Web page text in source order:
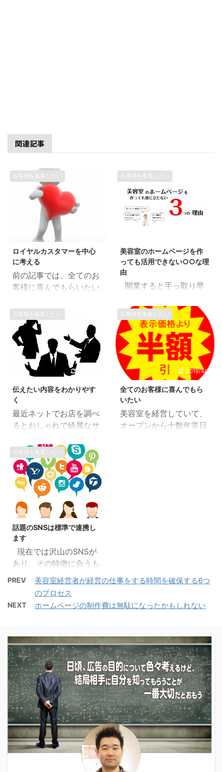
関連記事
お客様を集客したい
ロイヤルカスタマーを中心
に考える
前の記事では、全てのお
客様に喜んでもらいたい
サービスを飽和させ満足
感を感じてもらえないこ
と。しっかりと『えこひ
いき』をすることで、同
じ負担で今まで以上にサ
ービスの格差をつけられ
回はロイヤルカスターを
中心に考えたサービスの
組み立てについてです。
ロイヤルカスタマーっ
て？ ロイヤルカスタマー
＝優良顧客と言うことな
んだと思うのですが、算
出方法としては集計期間
（例えば1年とか）の総
売上をだし、顧客ごとの
利用金額を多い順に並べ
たとき、上位10％と次の
20％の合計30％の ...
お客様を集客したい
美容室のホームページを作
っても活用できない○○な理
由
開業すると手っ取り早
ージ・リーフレット・サ
ロンカードですが、あな
たのお店は活用できてい
ますか？ また、集客を望
んで作ったホームページ
は活かせていますか？？
という質問をすると、多
くの経営者が苦い顔をし
て首を横に振ります。 ま
れに効果を感じていて
も、ホットペッパーや広
お客様を集客したい
伝えたい内容をわかりやす
く
最近ネットでお店を調べ
るとおしゃれで綺麗なサ
きっと制作費も高い大き
な所がやっているのかな
ーと思いながら調べてい
ると、とても素敵なモデ
ルさんをちょうど良い配
置でデザインされた垢抜
けたサイトでも、 営業時
間 アクセス（住所・道
順・最寄り駅） メニュー
料金 サービス内容 な
ど、本来これらが知りた
くて調べている」はずな
のに、そのショップサイ
トにわかり（見つけ）や
ませんか？ 結局、そのサ
イトでは欲しい情報が探
せず、別のサイトから情
報を探し出す事も多 ...
お客様を集客したい
2019/4/3
全てのお客様に喜んでもら
いたい
美容室を経営していて、
オープンから十数年常日
数年がたちました。 日頃
でもらえるか、だけを考
もありました。 価格の問
題 技術・接客・サービ
ス・時間となるべく髪に
いい状態 ...
お客様を集客したい
2019/4/3
話題のSNSは標準で連携し
ます
現在では沢山のSNSが
あり、その特徴に合うも
のをみなさん上手く利用
しています。 情気に入っ
たお店の更新情報や街の
おすすめ情報など、ホー
が紹介している口コミ
や、体験された方が書い
ている感想をみてお店や
会社を選んでいます。
SNSの種類 日本で多くの
方に使われているのは
Twitter Facebook が有
名ですが、最近では イン
スタグラム Google＋ も
利用者が多くいます。 そ
れぞれに特徴があり、そ
のそれぞれを上手く利用
PREV
美容室経営者が経営の仕事をする時間を確保する6つ
のプロセス
NEXT ホームページの制作費は無駄になったかもしれない